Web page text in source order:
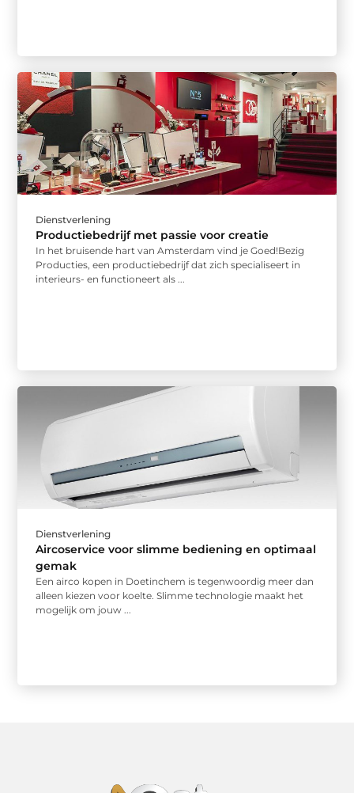
Dienstverlening
Productiebedrijf met passie voor creatie
In het bruisende hart van Amsterdam vind je Goed!Bezig
Producties, een productiebedrijf dat zich specialiseert in
interieurs- en functioneert als ...
Dienstverlening
Aircoservice voor slimme bediening en optimaal
gemak
Een airco kopen in Doetinchem is tegenwoordig meer dan
alleen kiezen voor koelte. Slimme technologie maakt het
mogelijk om jouw ...